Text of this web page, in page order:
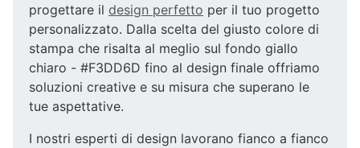
progettare il design perfetto per il tuo progetto
personalizzato. Dalla scelta del giusto colore di
stampa che risalta al meglio sul fondo giallo
chiaro - #F3DD6D fino al design finale offriamo
soluzioni creative e su misura che superano le
tue aspettative.
I nostri esperti di design lavorano fianco a fianco